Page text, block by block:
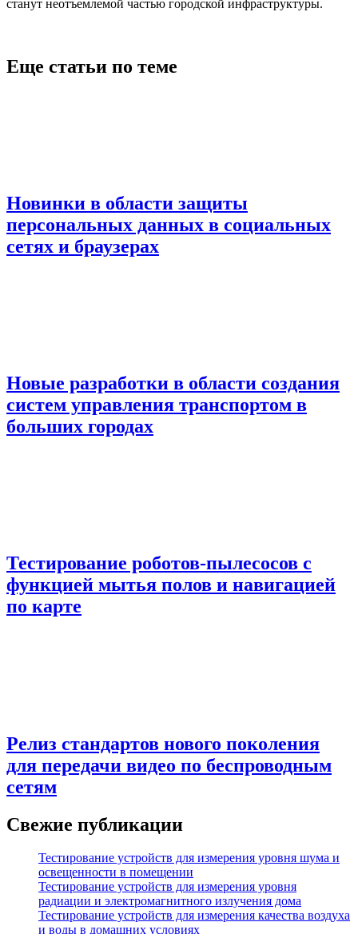
станут неотъемлемой частью городской инфраструктуры.
Еще статьи по теме
Новинки в области защиты
персональных данных в социальных
сетях и браузерах
Новые разработки в области создания
систем управления транспортом в
больших городах
Тестирование роботов-пылесосов с
функцией мытья полов и навигацией
по карте
Релиз стандартов нового поколения
для передачи видео по беспроводным
сетям
Свежие публикации
Тестирование устройств для измерения уровня шума и
освещенности в помещении
Тестирование устройств для измерения уровня
радиации и электромагнитного излучения дома
Тестирование устройств для измерения качества воздуха
и воды в домашних условиях